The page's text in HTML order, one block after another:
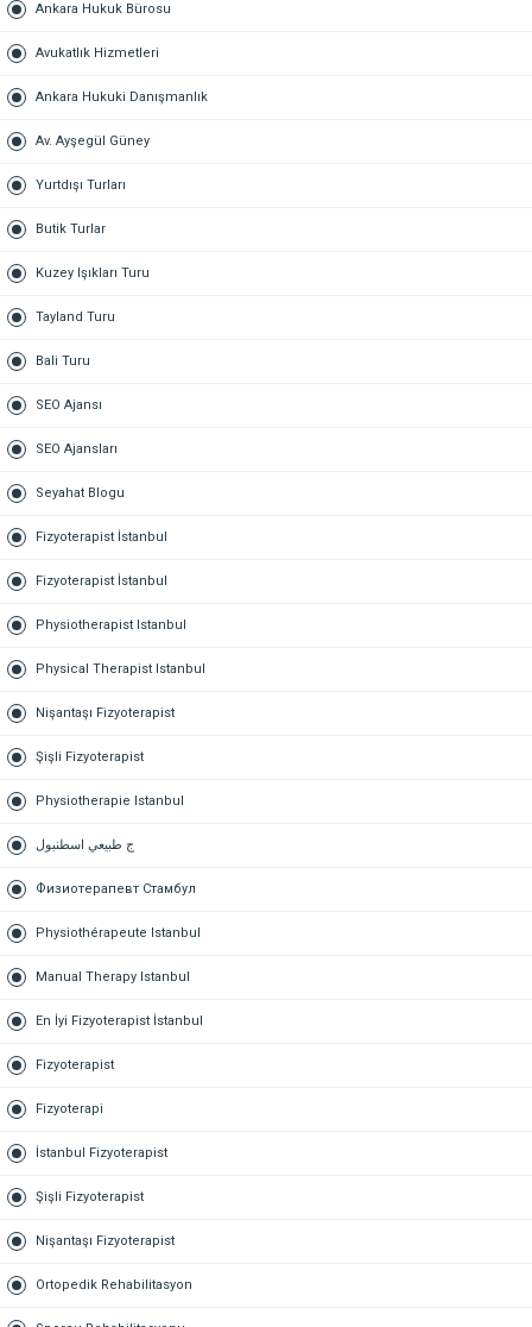
Ankara Hukuk Bürosu
Avukatlık Hizmetleri
Ankara Hukuki Danışmanlık
Av. Ayşegül Güney
Yurtdışı Turları
Butik Turlar
Kuzey Işıkları Turu
Tayland Turu
Bali Turu
SEO Ajansı
SEO Ajansları
Seyahat Blogu
Fizyoterapist İstanbul
Fizyoterapist İstanbul
Physiotherapist Istanbul
Physical Therapist Istanbul
Nişantaşı Fizyoterapist
Şişli Fizyoterapist
Physiotherapie Istanbul
ج طبيعي اسطنبول
Физиотерапевт Стамбул
Physiothérapeute Istanbul
Manual Therapy Istanbul
En İyi Fizyoterapist İstanbul
Fizyoterapist
Fizyoterapi
İstanbul Fizyoterapist
Şişli Fizyoterapist
Nişantaşı Fizyoterapist
Ortopedik Rehabilitasyon